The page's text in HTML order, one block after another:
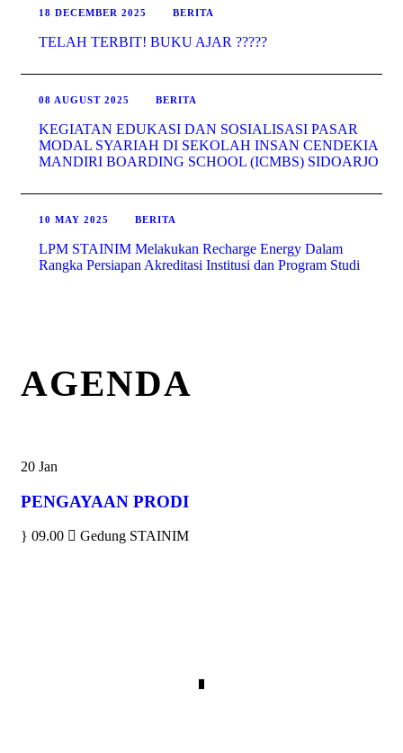
18 DECEMBER 2025 BERITA
TELAH TERBIT! BUKU AJAR ?????
08 AUGUST 2025 BERITA
KEGIATAN EDUKASI DAN SOSIALISASI PASAR
MODAL SYARIAH DI SEKOLAH INSAN CENDEKIA
MANDIRI BOARDING SCHOOL (ICMBS) SIDOARJO
10 MAY 2025 BERITA
LPM STAINIM Melakukan Recharge Energy Dalam
Rangka Persiapan Akreditasi Institusi dan Program Studi
AGENDA
20 Jan
PENGAYAAN PRODI
09.00 Gedung STAINIM